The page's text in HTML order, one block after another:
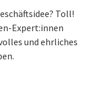
Toll!
Expert:innen
und ehrliches